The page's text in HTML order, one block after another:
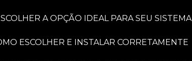
A OPÇÃO IDEAL PARA SEU SISTEMA
ESCOLHER E INSTALAR CORRETAMENTE